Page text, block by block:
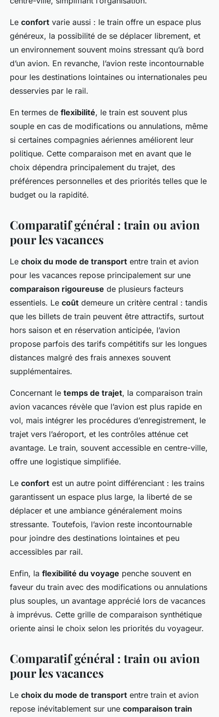
Le confort varie aussi : le train offre un espace plus
généreux, la possibilité de se déplacer librement, et
un environnement souvent moins stressant qu’à bord
d’un avion. En revanche, l’avion reste incontournable
pour les destinations lointaines ou internationales peu
desservies par le rail.
En termes de flexibilité, le train est souvent plus
souple en cas de modifications ou annulations, même
si certaines compagnies aériennes améliorent leur
politique. Cette comparaison met en avant que le
choix dépendra principalement du trajet, des
préférences personnelles et des priorités telles que le
budget ou la rapidité.
Comparatif général : train ou avion
pour les vacances
Le choix du mode de transport entre train et avion
pour les vacances repose principalement sur une
comparaison rigoureuse de plusieurs facteurs
essentiels. Le coût demeure un critère central : tandis
que les billets de train peuvent être attractifs, surtout
hors saison et en réservation anticipée, l’avion
propose parfois des tarifs compétitifs sur les longues
distances malgré des frais annexes souvent
supplémentaires.
Concernant le temps de trajet, la comparaison train
avion vacances révèle que l’avion est plus rapide en
vol, mais intégrer les procédures d’enregistrement, le
trajet vers l’aéroport, et les contrôles atténue cet
avantage. Le train, souvent accessible en centre-ville,
offre une logistique simplifiée.
Le confort est un autre point différenciant : les trains
garantissent un espace plus large, la liberté de se
déplacer et une ambiance généralement moins
stressante. Toutefois, l’avion reste incontournable
pour joindre des destinations lointaines et peu
accessibles par rail.
Enfin, la flexibilité du voyage penche souvent en
faveur du train avec des modifications ou annulations
plus souples, un avantage apprécié lors de vacances
à imprévus. Cette grille de comparaison synthétique
oriente ainsi le choix selon les priorités du voyageur.
Comparatif général : train ou avion
pour les vacances
Le choix du mode de transport entre train et avion
repose inévitablement sur une comparaison train